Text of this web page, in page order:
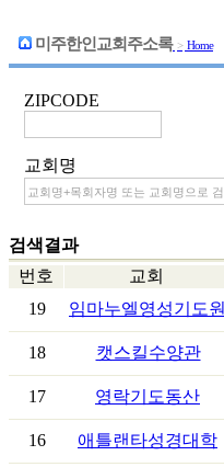
미주한인교회주소록 > Home
ZIPCODE
교회명
검색결과
번호
교회
19
임마누엘영성기도원
18 캣스킬수양관
17 영락기도동산
16 애틀랜타성경대학